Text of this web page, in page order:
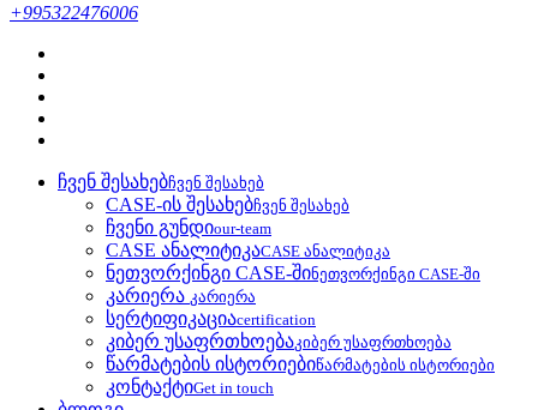
+995322476006
ჩვენ შესახებჩვენ შესახებ
CASE-ის შესახებჩვენ შესახებ
ჩვენი გუნდიour-team
CASE ანალიტიკაCASE ანალიტიკა
ნეთვორქინგი CASE-შინეთვორქინგი CASE-ში
კარიერა კარიერა
სერტიფიკაციაcertification
კიბერ უსაფრთხოებაკიბერ უსაფრთხოება
წარმატების ისტორიებიწარმატების ისტორიები
კონტაქტიGet in touch